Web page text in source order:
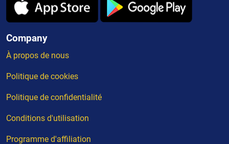
Company
À propos de nous
Politique de cookies
Politique de confidentialité
Conditions d'utilisation
Programme d'affiliation